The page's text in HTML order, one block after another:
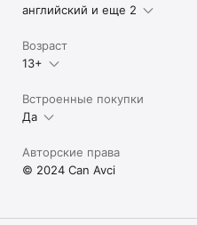
английский и еще 2
Возраст
13+
Встроенные покупки
Да
Авторские права
© 2024 Can Avci